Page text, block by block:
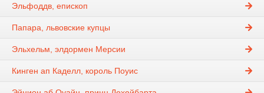
Эльфоддв, епископ
Папара, львовские купцы
Эльхельм, элдормен Мерсии
Кинген ап Каделл, король Поуис